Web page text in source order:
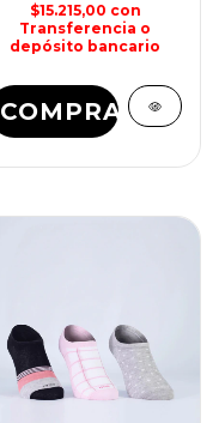
$15.215,00 con
Transferencia o
depósito bancario
COMPRAR